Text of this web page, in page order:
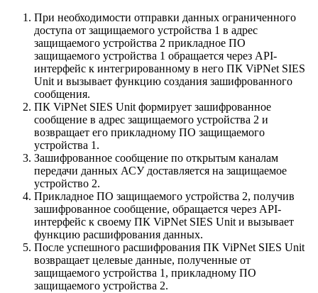
При необходимости отправки данных ограниченного
доступа от защищаемого устройства 1 в адрес
защищаемого устройства 2 прикладное ПО
защищаемого устройства 1 обращается через API-
интерфейс к интегрированному в него ПК ViPNet SIES
Unit и вызывает функцию создания зашифрованного
сообщения.
ПК ViPNet SIES Unit формирует зашифрованное
сообщение в адрес защищаемого устройства 2 и
возвращает его прикладному ПО защищаемого
устройства 1.
Зашифрованное сообщение по открытым каналам
передачи данных АСУ доставляется на защищаемое
устройство 2.
Прикладное ПО защищаемого устройства 2, получив
зашифрованное сообщение, обращается через API-
интерфейс к своему ПК ViPNet SIES Unit и вызывает
функцию расшифрования данных.
После успешного расшифрования ПК ViPNet SIES Unit
возвращает целевые данные, полученные от
защищаемого устройства 1, прикладному ПО
защищаемого устройства 2.